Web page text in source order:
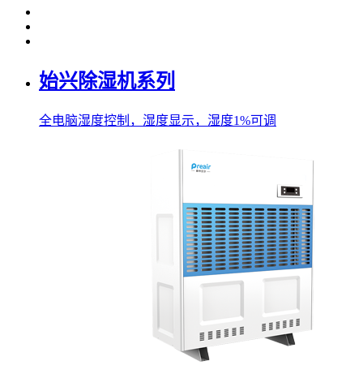
始兴除湿机系列
全电脑湿度控制，湿度显示，湿度1%可调